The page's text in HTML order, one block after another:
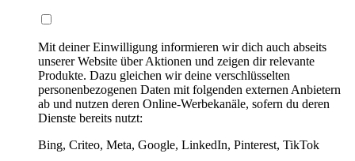
Mit deiner Einwilligung informieren wir dich auch abseits
unserer Website über Aktionen und zeigen dir relevante
Produkte. Dazu gleichen wir deine verschlüsselten
personenbezogenen Daten mit folgenden externen Anbietern
ab und nutzen deren Online-Werbekanäle, sofern du deren
Dienste bereits nutzt:
Bing, Criteo, Meta, Google, LinkedIn, Pinterest, TikTok